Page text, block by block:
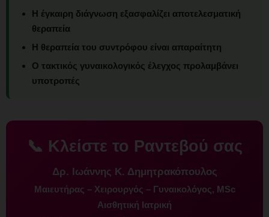
Η έγκαιρη διάγνωση εξασφαλίζει αποτελεσματική
θεραπεία
Η θεραπεία του συντρόφου είναι απαραίτητη
Ο τακτικός γυναικολογικός έλεγχος προλαμβάνει
υποτροπές
📞 Κλείστε το Ραντεβού σας
Δρ. Ιωάννης Κ. Δημητρακόπουλος
Μαιευτήρας – Χειρουργός – Γυναικολόγος, MSc
Αισθητική Ιατρική